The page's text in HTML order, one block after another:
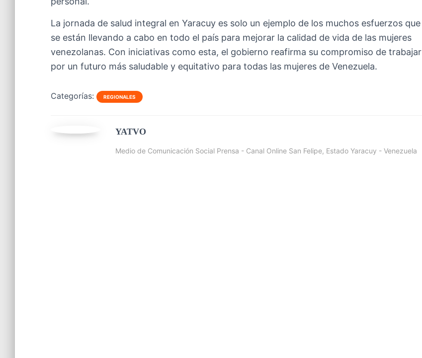
La jornada de salud integral en Yaracuy es solo un ejemplo de los muchos esfuerzos que
se están llevando a cabo en todo el país para mejorar la calidad de vida de las mujeres
venezolanas. Con iniciativas como esta, el gobierno reafirma su compromiso de trabajar
por un futuro más saludable y equitativo para todas las mujeres de Venezuela.
Categorías: REGIONALES
YATVO
Medio de Comunicación Social Prensa - Canal Online San Felipe, Estado Yaracuy - Venezuela